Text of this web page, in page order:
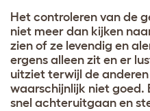
Het controleren van de
niet meer dan kijken
zien of ze levendig en
ergens alleen zit en er
uitziet terwijl de
waarschijnlijk niet goed.
snel achteruitgaan en